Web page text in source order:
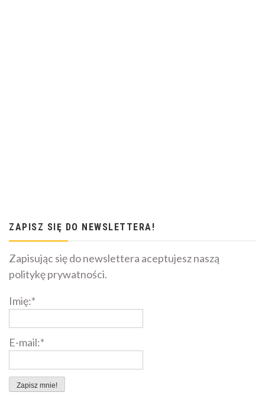
ZAPISZ SIĘ DO NEWSLETTERA!
Zapisując się do newslettera aceptujesz naszą
politykę prywatności.
Imię:*
E-mail:*